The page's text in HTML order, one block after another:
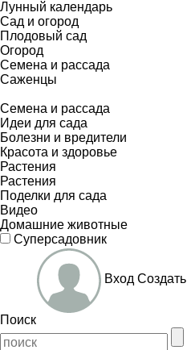
Лунный календарь
Сад и огород
Плодовый сад
Огород
Семена и рассада
Саженцы
Семена и рассада
Идеи для сада
Болезни и вредители
Красота и здоровье
Растения
Растения
Поделки для сада
Видео
Домашние животные
Суперсадовник
Вход Создать
Поиск